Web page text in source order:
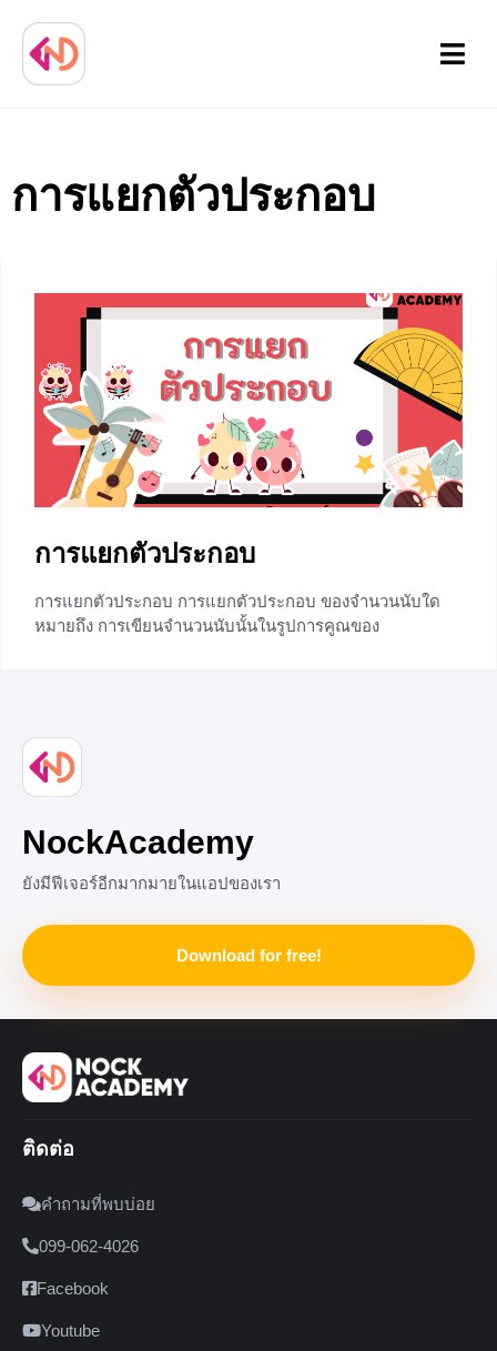
Menu
การแยกตัวประกอบ
การแยกตัวประกอบ
การแยกตัวประกอบ การแยกตัวประกอบ ของจำนวนนับใด
หมายถึง การเขียนจำนวนนับนั้นในรูปการคูณของ
การหาร (หารสั้น) ก่อนอื่นน้องๆมาทบทวน ความหมาย
ของตัวประกอบและจำนวนเฉพาะ
NockAcademy
ยังมีฟีเจอร์อีกมากมายในแอปของเรา
Download for free!
ติดต่อ
คำถามที่พบบ่อย
099-062-4026
Facebook
Youtube